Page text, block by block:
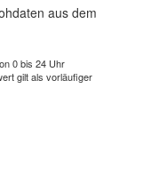
aus dem
0 bis 24 Uhr
gilt als vorläufiger